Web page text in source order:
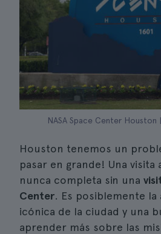
NASA Space Center
Houston tenemos un
pasar en grande! Una
nunca completa sin una
Center. Es posiblemente
icónica de la ciudad y una
aprender más sobre las